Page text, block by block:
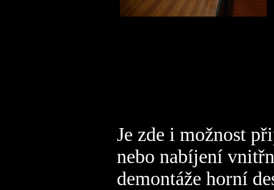
Je zde i možnost
nebo nabíjení
demontáže horní